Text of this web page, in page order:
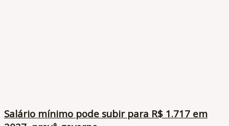
Salário mínimo pode subir para R$ 1.717 em